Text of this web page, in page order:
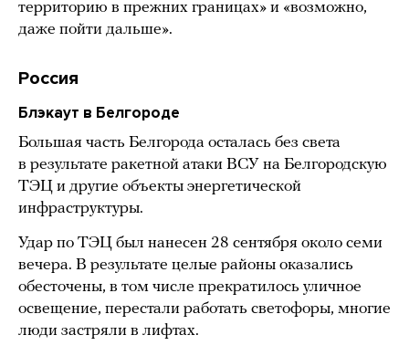
территорию в прежних границах» и «возможно,
даже пойти дальше».
Россия
Блэкаут в Белгороде
Большая часть Белгорода осталась без света
в результате ракетной атаки ВСУ на Белгородскую
ТЭЦ и другие объекты энергетической
инфраструктуры.
Удар по ТЭЦ был нанесен 28 сентября около семи
вечера. В результате целые районы оказались
обесточены, в том числе прекратилось уличное
освещение, перестали работать светофоры, многие
люди застряли в лифтах.